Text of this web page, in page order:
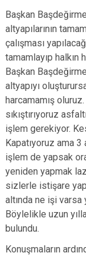
Başkan
altyapılarının
çalışması
tamamlayıp
Başkan
altyapıyı
harcamamış
sıkıştırıyoruz
işlem gerekiyor.
Kapatıyoruz ama
işlem de yapsak
yeniden yapmak
sizlerle istişare
altında ne işi
Böylelikle uzun
bulundu.
Konuşmaların